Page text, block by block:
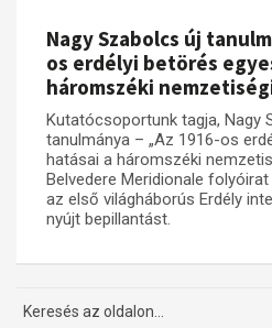
Nagy Szabolcs új
os erdélyi betörés
háromszéki
Kutatócsoportunk tagja, Nagy
tanulmánya – „Az 1916-os
hatásai a háromszéki
Belvedere Meridionale
az első világháborús Erdély
nyújt bepillantást.